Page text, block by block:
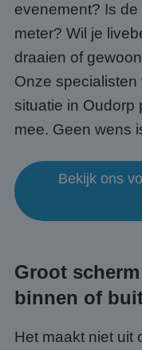
evenement? Is
meter? Wil je
draaien of
Onze
situatie in Oudorp
mee. Geen wens
Bekijk ons
Groot
binnen of
Het maakt niet uit